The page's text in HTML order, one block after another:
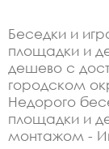
Беседки и
площадки и
дешево с
городском
Недорого
площадки и
монтажом -